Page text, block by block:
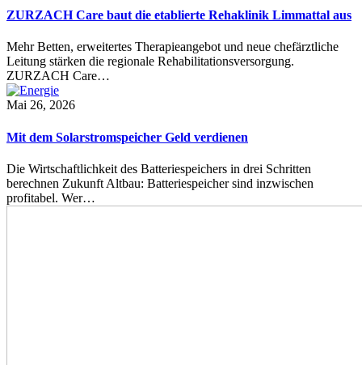
ZURZACH Care baut die etablierte Rehaklinik Limmattal aus
Mehr Betten, erweitertes Therapieangebot und neue chefärztliche
Leitung stärken die regionale Rehabilitationsversorgung.
ZURZACH Care…
Mai 26, 2026
Mit dem Solarstromspeicher Geld verdienen
Die Wirtschaftlichkeit des Batteriespeichers in drei Schritten
berechnen Zukunft Altbau: Batteriespeicher sind inzwischen
profitabel. Wer…